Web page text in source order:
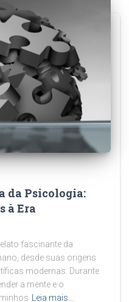
da Psicologia:
à Era
fascinante da
desde suas origens
modernas. Durante
a mente e o
Leia mais…